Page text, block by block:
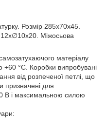
Розмір 285х70х45.
12х∅10х20. Міжосьова
матеріалу
+60 °C. Коробки випробувані
від розпеченої петлі, що
призначені для
В і максимальною силою